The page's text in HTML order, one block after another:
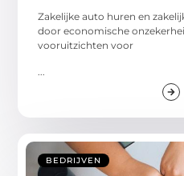
Zakelijke auto huren en
door economische
vooruitzichten voor
BEDRIJVEN